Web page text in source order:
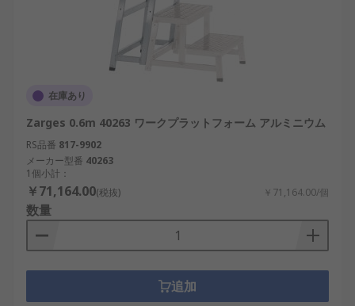
在庫あり
Zarges 0.6m 40263 ワークプラットフォーム アルミニウム
RS品番 817-9902
メーカー型番 40263
1個小計：
￥71,164.00(税抜) ￥71,164.00/個
数量
追加